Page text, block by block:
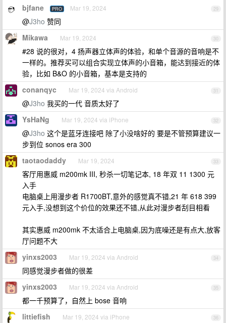
29
bjfane PRO Mar 19, 2024
@J3ho 赞同
30
Mikawa Mar 19, 2024
#28 说的很对，4 扬声器立体声的体验，和单个音源的音响是不
一样的。推荐买可以组合实现立体声的小音箱，能达到接近的体
验，比如 B&O 的小音箱，基本是支持的
31
conanqyc Mar 19, 2024 via Android
@J3ho 我买的一代 音质太好了
32
YsHaNg Mar 19, 2024 via iPhone
@J3ho 这个是蓝牙连接吧 除了小没啥好的 要是不管预算建议一
步到位 sonos era 300
33
taotaodaddy Mar 19, 2024
客厅用惠威 m200mk III, 秒杀一切笔记本, 18 年双 11 1300 元
入手
电脑桌上用漫步者 R1700BT,意外的感觉真不错,21 年 618 399
元入手,没想到这个价位的效果还不错,从此对漫步者刮目相看
其实惠威 m200mk 不太适合上电脑桌,因为底噪还是有点大,放客
厅问题不大
34
yinxs2003 Mar 19, 2024 via Android
同感觉漫步者做的很差
35
yinxs2003 Mar 19, 2024 via Android
都一千预算了，自然上 bose 音响
36
littiefish Mar 19, 2024 via iPhone